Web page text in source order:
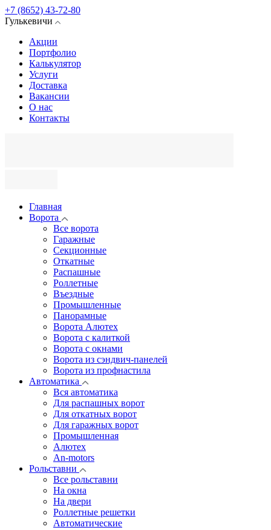
+7 (8652) 43-72-80
Гулькевичи
Акции
Портфолио
Калькулятор
Услуги
Доставка
Вакансии
О нас
Контакты
Главная
Ворота
Все ворота
Гаражные
Секционные
Откатные
Распашные
Роллетные
Въездные
Промышленные
Панорамные
Ворота Алютех
Ворота с калиткой
Ворота c окнами
Ворота из сэндвич-панелей
Ворота из профнастила
Автоматика
Вся автоматика
Для распашных ворот
Для откатных ворот
Для гаражных ворот
Промышленная
Алютех
An-motors
Рольставни
Все рольставни
На окна
На двери
Роллетные решетки
Автоматические